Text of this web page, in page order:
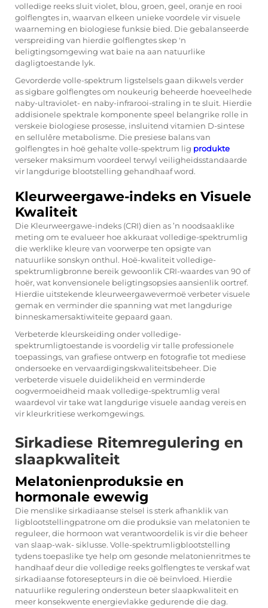
volledige reeks sluit violet, blou, groen, geel, oranje en rooi
golflengtes in, waarvan elkeen unieke voordele vir visuele
waarneming en biologiese funksie bied. Die gebalanseerde
verspreiding van hierdie golflengtes skep 'n
beligtingsomgewing wat baie na aan natuurlike
dagligtoestande lyk.
Gevorderde volle-spektrum ligstelsels gaan dikwels verder
as sigbare golflengtes om noukeurig beheerde hoeveelhede
naby-ultraviolet- en naby-infrarooi-straling in te sluit. Hierdie
addisionele spektrale komponente speel belangrike rolle in
verskeie biologiese prosesse, insluitend vitamien D-sintese
en sellulêre metabolisme. Die presiese balans van
golflengtes in hoë gehalte volle-spektrum lig produkte
verseker maksimum voordeel terwyl veiligheidsstandaarde
vir langdurige blootstelling gehandhaaf word.
Kleurweergawe-indeks en Visuele
Kwaliteit
Die Kleurweergawe-indeks (CRI) dien as ’n noodsaaklike
meting om te evalueer hoe akkuraat volledige-spektrumlig
die werklike kleure van voorwerpe ten opsigte van
natuurlike sonskyn onthul. Hoë-kwaliteit volledige-
spektrumligbronne bereik gewoonlik CRI-waardes van 90 of
hoër, wat konvensionele beligtingsopsies aansienlik oortref.
Hierdie uitstekende kleurweergawevermoë verbeter visuele
gemak en verminder die spanning wat met langdurige
binneskamersaktiwiteite gepaard gaan.
Verbeterde kleurskeiding onder volledige-
spektrumligtoestande is voordelig vir talle professionele
toepassings, van grafiese ontwerp en fotografie tot mediese
ondersoeke en vervaardigingskwaliteitsbeheer. Die
verbeterde visuele duidelikheid en verminderde
oogvermoeidheid maak volledige-spektrumlig veral
waardevol vir take wat langdurige visuele aandag vereis en
vir kleurkritiese werkomgewings.
Sirkadiese Ritemregulering en
slaapkwaliteit
Melatonienproduksie en
hormonale ewewig
Die menslike sirkadiaanse stelsel is sterk afhanklik van
ligblootstellingpatrone om die produksie van melatonien te
reguleer, die hormoon wat verantwoordelik is vir die beheer
van slaap-wak- siklusse. Volle-spektrumligblootstelling
tydens toepaslike tye help om gesonde melatonienritmes te
handhaaf deur die volledige reeks golflengtes te verskaf wat
sirkadiaanse fotoresepteurs in die oë beïnvloed. Hierdie
natuurlike regulering ondersteun beter slaapkwaliteit en
meer konsekwente energievlakke gedurende die dag.